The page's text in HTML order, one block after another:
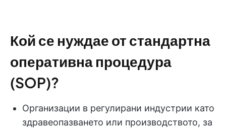
Кой се нуждае от стандартна
оперативна процедура
(SOP)?
Организации в регулирани индустрии като
здравеопазването или производството, за